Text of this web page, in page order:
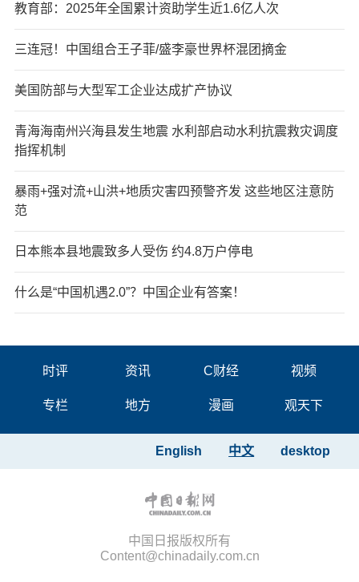
教育部：2025年全国累计资助学生近1.6亿人次
三连冠！中国组合王子菲/盛李豪世界杯混团摘金
美国防部与大型军工企业达成扩产协议
青海海南州兴海县发生地震 水利部启动水利抗震救灾调度
指挥机制
暴雨+强对流+山洪+地质灾害四预警齐发 这些地区注意防
范
日本熊本县地震致多人受伤 约4.8万户停电
什么是“中国机遇2.0”？中国企业有答案！
时评 资讯 C财经 视频
专栏 地方 漫画 观天下
desktop
中文
English
中国日报版权所有
Content@chinadaily.com.cn